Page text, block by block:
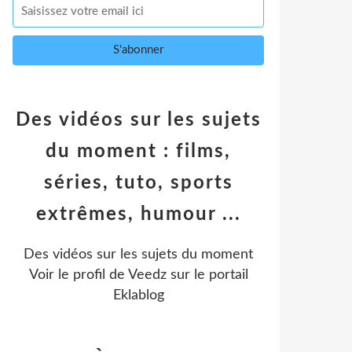
Des vidéos sur les sujets
du moment : films,
séries, tuto, sports
extrêmes, humour ...
Des vidéos sur les sujets du moment
Voir le profil de Veedzsur le portail
Eklablog